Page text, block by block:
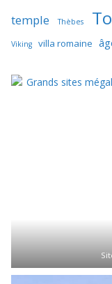
temple Thèbes
Viking villa romaine